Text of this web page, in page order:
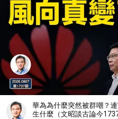
華為為什麼突然被群嘲？
生什麼（文昭談古論今1737